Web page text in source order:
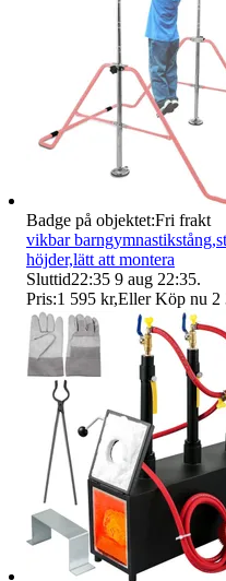
Badge på objektet:Fri frakt
vikbar
höjder,lätt att montera
Sluttid22:35 9 aug 22:35.
Pris:1 595 kr,Eller Köp nu 2